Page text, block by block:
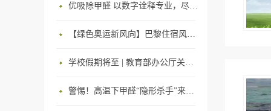
优吸除甲醛 以数字诠释专业，尽显除醛品牌实力！
【绿色奥运新风向】巴黎住宿风波：优吸环保共建健康绿色家居
学校假期将至 | 教育部办公厅关于加强学校新建校舍室内空气质量管理通知
警惕！高温下甲醛“隐形杀手”来袭，你的家安全吗？